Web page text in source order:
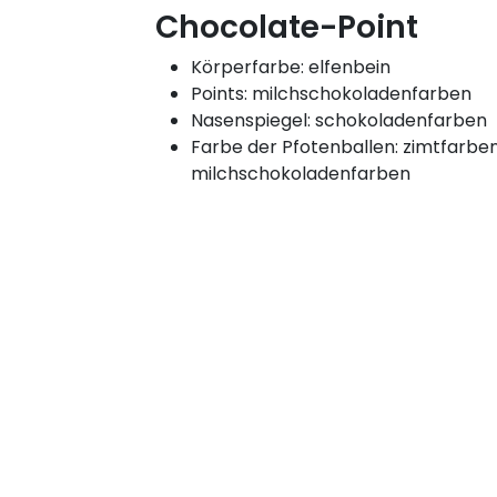
Chocolate-Point
Körperfarbe: elfenbein
Points: milchschokoladenfarben
Nasenspiegel: schokoladenfarben
Farbe der Pfotenballen:
milchschokoladenfarben